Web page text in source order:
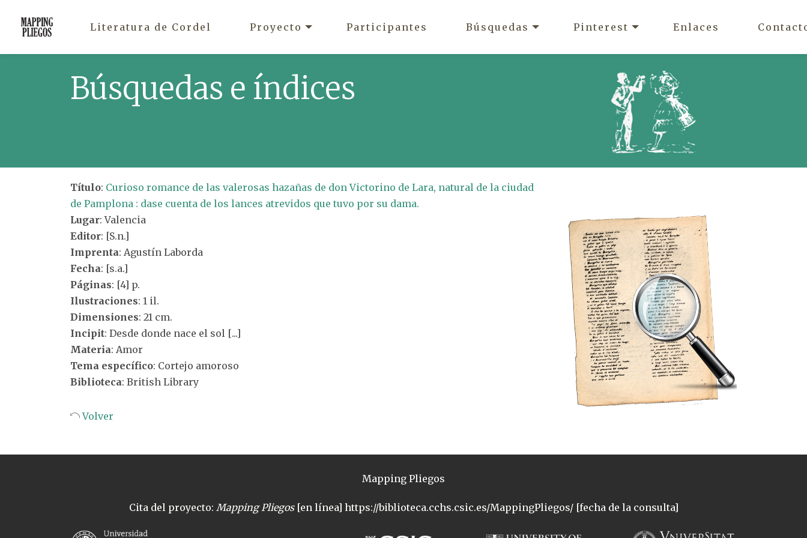
Literatura de Cordel Proyecto Participantes Búsquedas Pinterest Enlaces
Búsquedas e índices
Título: Curioso romance de las valerosas hazañas de don Victorino de Lara, natural de la ciudad
de Pamplona : dase cuenta de los lances atrevidos que tuvo por su dama.
Lugar: Valencia
Editor: [S.n.]
Imprenta: Agustín Laborda
Fecha: [s.a.]
Páginas: [4] p.
Ilustraciones: 1 il.
Dimensiones: 21 cm.
Incipit: Desde donde nace el sol [...]
Materia: Amor
Tema específico: Cortejo amoroso
Biblioteca: British Library
Volver
Mapping Pliegos
Cita del proyecto: Mapping Pliegos[en línea] https://biblioteca.cchs.csic.es/MappingPliegos/ [fecha de la consulta]